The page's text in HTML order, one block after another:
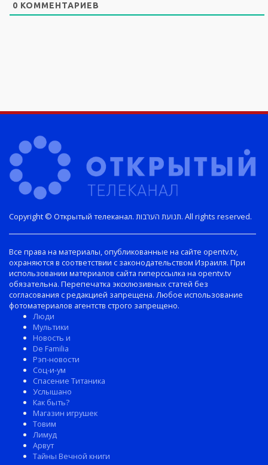
0 КОММЕНТАРИЕВ
Copyright © Открытый телеканал. תנועת הערבות. All rights reserved.
Все права на материалы, опубликованные на сайте opentv.tv,
охраняются в соответствии с законодательством Израиля. При
использовании материалов сайта гиперссылка на opentv.tv
обязательна. Перепечатка эксклюзивных статей без
согласования с редакцией запрещена. Любое использование
фотоматериалов агентств строго запрещено.
Люди
Мультики
Новость и
De Familia
Рэп-новости
Соц-и-ум
Спасение Титаника
Услышано
Как быть?
Магазин игрушек
Товим
Лимуд
Арвут
Тайны Вечной книги